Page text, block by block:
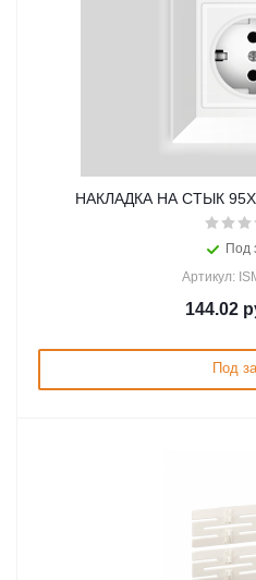
НАКЛАДКА НА СТЫК
Под
Артикул:
144.02
Под